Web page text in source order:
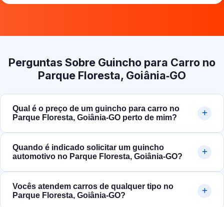
Perguntas Sobre Guincho para Carro no
Parque Floresta, Goiânia‑GO
Qual é o preço de um guincho para carro no
Parque Floresta, Goiânia‑GO perto de mim?
Quando é indicado solicitar um guincho
automotivo no Parque Floresta, Goiânia‑GO?
Vocês atendem carros de qualquer tipo no
Parque Floresta, Goiânia‑GO?